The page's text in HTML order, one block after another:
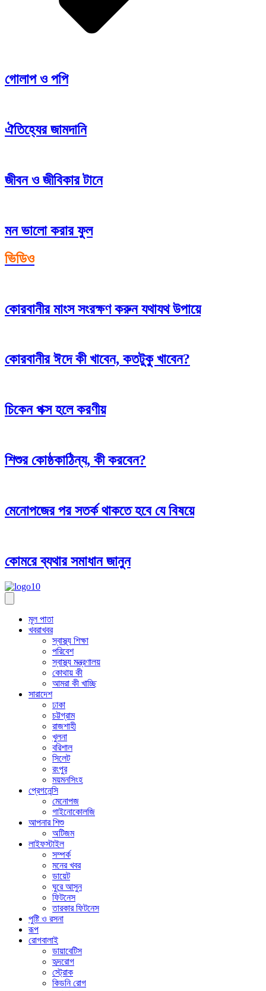
গোলাপ ও পপি
ঐতিহ্যের জামদানি
জীবন ও জীবিকার টানে
মন ভালো করার ফুল
ভিডিও
কোরবানীর মাংস সংরক্ষণ করুন যথাযথ উপায়ে
কোরবানীর ঈদে কী খাবেন, কতটুকু খাবেন?
চিকেন পক্স হলে করণীয়
শিশুর কোষ্ঠকাঠিন্য, কী করবেন?
মেনোপজের পর সতর্ক থাকতে হবে যে বিষয়ে
কোমরে ব্যথার সমাধান জানুন
মূল পাতা
খবরাখবর
স্বাস্থ্য শিক্ষা
পরিবেশ
স্বাস্থ্য মন্ত্রণালয়
কোথায় কী
আমরা কী খাচ্ছি
সারাদেশ
ঢাকা
চট্টগ্রাম
রাজশাহী
খুলনা
বরিশাল
সিলেট
রংপুর
ময়মনসিংহ
প্রেগনেন্সি
মেনোপজ
গাইনোকোলজি
আপনার শিশু
অটিজম
লাইফস্টাইল
সম্পর্ক
মনের খবর
ডায়েট
ঘুরে আসুন
ফিটনেস
তারকার ফিটনেস
পুষ্টি ও রসনা
রূপ
রোগবালাই
ডায়াবেটিস
হৃদরোগ
স্ট্রোক
কিডনি রোগ